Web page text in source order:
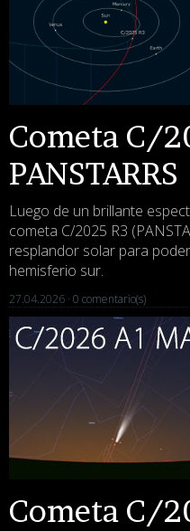
Cometa C/
PANSTARRS
Luego de un brillante
cometa C/2025 R3
resplandor solar para
hemisferio sur.
27.04.2026 · 0 comentario(s)
Cometa C/